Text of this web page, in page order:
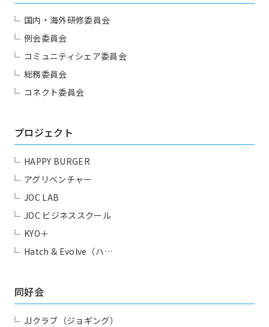
国内・海外研修委員会
例会委員会
コミュニティシェア委員会
総務委員会
コネクト委員会
プロジェクト
HAPPY BURGER
アグリベンチャー
JOC LAB
JOC ビジネススクール
KYO＋
Hatch & Evolve（ハ…
同好会
JJクラブ（ジョギング）